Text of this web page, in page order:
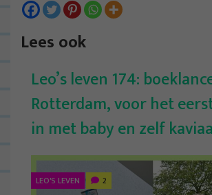
Lees ook
Leo’s leven 174:
Rotterdam, voor het
in met baby en zelf
LEO'S LEVEN 2